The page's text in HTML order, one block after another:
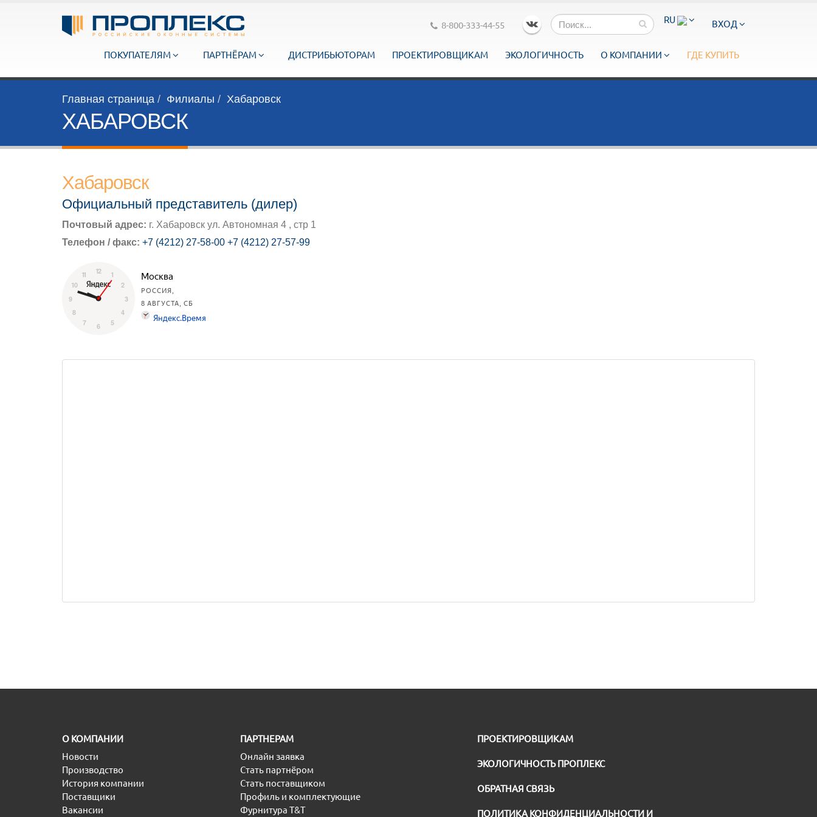
RU ВХОД
8-800-333-44-55
ПОКУПАТЕЛЯМ ПАРТНЁРАМ ДИСТРИБЬЮТОРАМ ПРОЕКТИРОВЩИКАМ ЭКОЛОГИЧНОСТЬ О КОМПАНИИ ГДЕ КУПИТЬ
Главная страница Филиалы Хабаровск
ХАБАРОВСК
Хабаровск
Официальный представитель (дилер)
Почтовый адрес: г. Хабаровск ул. Автономная 4 , стр 1
Телефон / факс: +7 (4212) 27-58-00 +7 (4212) 27-57-99
O КОМПАНИИ
Новости
Производство
История компании
Поставщики
Вакансии
ПАРТНЕРАМ
Онлайн заявка
Стать партнёром
Стать поставщиком
Профиль и комплектующие
Фурнитура T&T
ПРОЕКТИРОВЩИКАМ
ЭКОЛОГИЧНОСТЬ ПРОПЛЕКС
ОБРАТНАЯ СВЯЗЬ
ПОЛИТИКА КОНФИДЕНЦИАЛЬНОСТИ И